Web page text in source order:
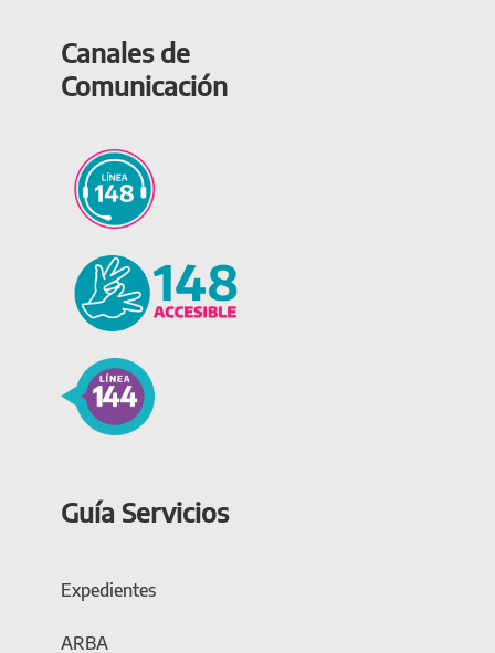
Canales de
Comunicación
Guía Servicios
Expedientes
ARBA